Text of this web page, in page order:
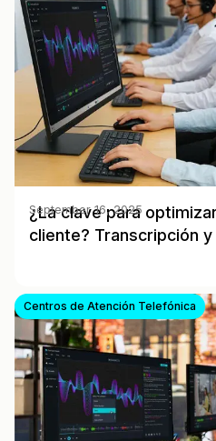
¿La clave para
cliente? Transcripción
September 16, 2025
Centros de Atención Telefónica